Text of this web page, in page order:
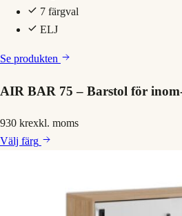
7 färgval
ELJ
Se produkten
AIR BAR 75 – Barstol för
930 krexkl. moms
Välj färg